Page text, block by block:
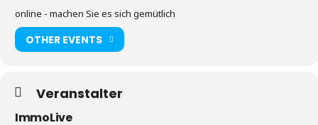
online - machen Sie es sich gemütlich
OTHER EVENTS
Veranstalter
ImmoLive